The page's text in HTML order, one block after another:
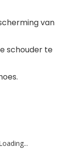
van
schouder te